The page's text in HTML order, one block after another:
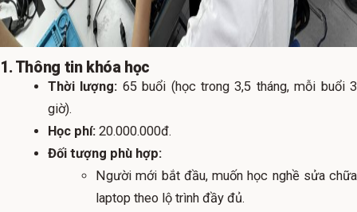
1. Thông tin khóa học
Thời lượng: 65 buổi (học trong 3,5 tháng, mỗi buổi 3
giờ).
Học phí: 20.000.000đ.
Đối tượng phù hợp:
Người mới bắt đầu, muốn học nghề sửa chữa
laptop theo lộ trình đầy đủ.